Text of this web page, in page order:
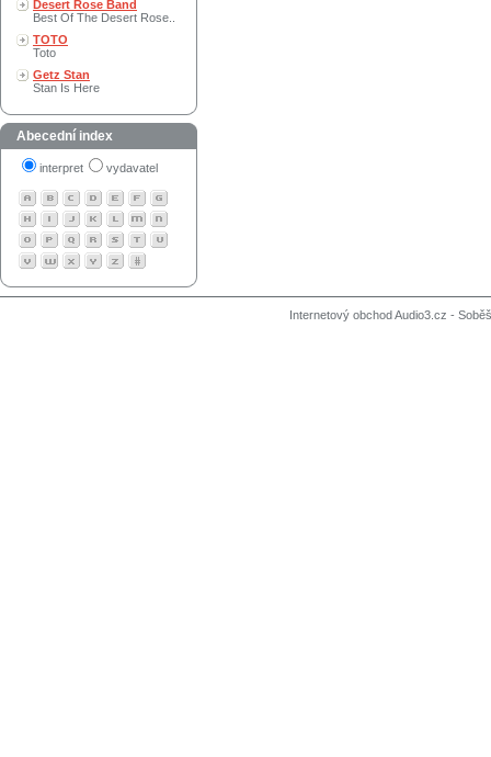
Desert Rose Band
Best Of The Desert Rose..
TOTO
Toto
Getz Stan
Stan Is Here
Abecední index
interpret vydavatel
Internetový obchod Audio3.cz -